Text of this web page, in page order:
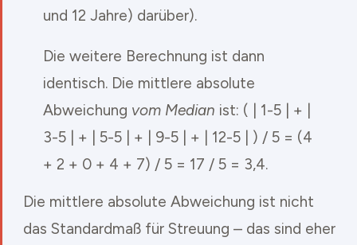
und 12 Jahre) darüber).
Die weitere Berechnung ist dann
identisch. Die mittlere absolute
Abweichung vom Median ist: ( | 1-5 | + |
3-5 | + | 5-5 | + | 9-5 | + | 12-5 | ) / 5 = (4
+ 2 + 0 + 4 + 7) / 5 = 17 / 5 = 3,4.
Die mittlere absolute Abweichung ist nicht
das Standardmaß für Streuung – das sind eher